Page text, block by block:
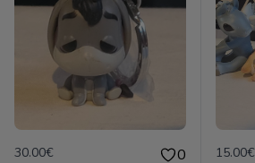
30.00€ 0 15.00€